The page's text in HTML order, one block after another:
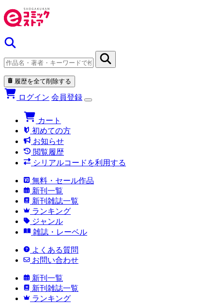
履歴を全て削除する
ログイン 会員登録
カート
初めての方
お知らせ
閲覧履歴
シリアルコードを利用する
無料・セール作品
新刊一覧
新刊雑誌一覧
ランキング
ジャンル
雑誌・レーベル
よくある質問
お問い合わせ
新刊一覧
新刊雑誌一覧
ランキング